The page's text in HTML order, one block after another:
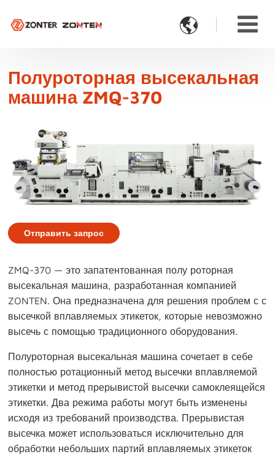

Полуроторная высекальная
машина ZMQ-370
Отправить запрос
ZMQ-370 — это запатентованная полу роторная
высекальная машина, разработанная компанией
ZONTEN. Она предназначена для решения проблем с с
высечкой вплавляемых этикеток, которые невозможно
высечь с помощью традиционного оборудования.
Полуроторная высекальная машина сочетает в себе
полностью ротационный метод высечки вплавляемой
этикетки и метод прерывистой высечки самоклеящейся
этикетки. Два режима работы могут быть изменены
исходя из требований производства. Прерывистая
высечка может использоваться исключительно для
обработки небольших партий вплавляемых этикеток